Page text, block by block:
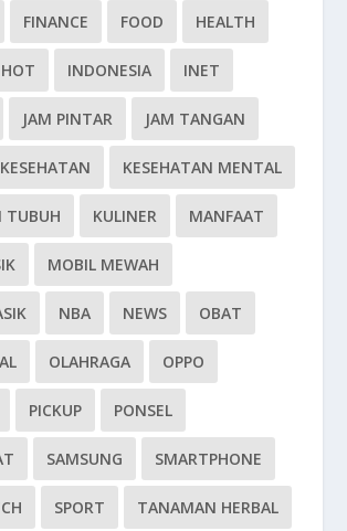
FINANCE FOOD HEALTH
HOT INDONESIA INET
JAM PINTAR JAM TANGAN
KESEHATAN KESEHATAN MENTAL
TUBUH KULINER MANFAAT
MOBIL MEWAH
NBA NEWS OBAT
OLAHRAGA OPPO
PICKUP PONSEL
SAMSUNG SMARTPHONE
SPORT TANAMAN HERBAL